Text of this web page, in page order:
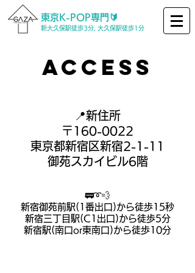
東京K-POP専門🔰
新大久保駅徒歩3分, 大久保駅徒歩1分
Access
📍新住所
〒160-0022
東京都新宿区新宿2-1-11
御苑スカイビル6階
🚃➰💨
新宿御苑前駅(1番出口)から徒歩15秒
新宿三丁目駅(C1出口)から徒歩5分
新宿駅(南口or東南口)から徒歩10分